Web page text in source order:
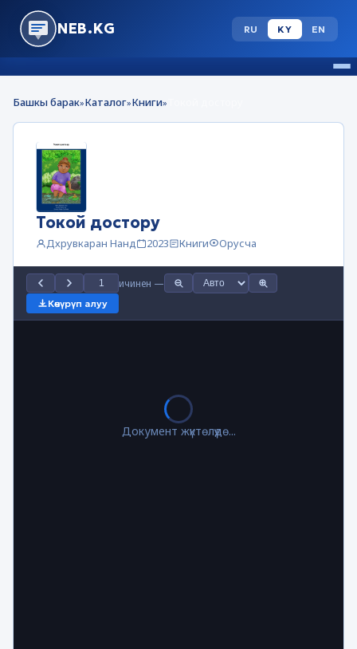
NEB.KG RU KY EN
Башкы барак»Каталог»Книги»
Токой достору
Дхрувкаран Нанд 2023 Книги Орусча
ичинен —
Көчүрүп алуу
Документ жүктөлүүдө...